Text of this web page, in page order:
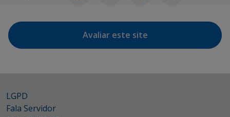
Avaliar este site
LGPD
Fala Servidor